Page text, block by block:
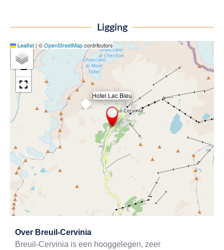
Ligging
Hotel Lac Bleu
×
+
−
Leaflet | ©OpenStreetMapcontributors
Over Breuil-Cervinia
Breuil-Cervinia is een hooggelegen, zeer